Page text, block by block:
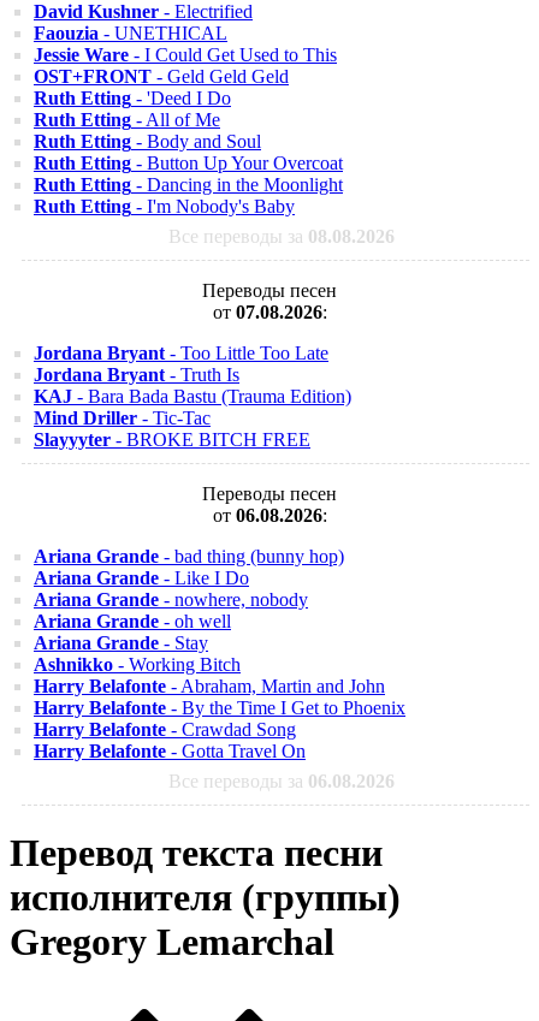
David Kushner - Electrified
Faouzia - UNETHICAL
Jessie Ware - I Could Get Used to This
OST+FRONT - Geld Geld Geld
Ruth Etting - 'Deed I Do
Ruth Etting - All of Me
Ruth Etting - Body and Soul
Ruth Etting - Button Up Your Overcoat
Ruth Etting - Dancing in the Moonlight
Ruth Etting - I'm Nobody's Baby
Все переводы за 08.08.2026
Переводы песен
от 07.08.2026:
Jordana Bryant - Too Little Too Late
Jordana Bryant - Truth Is
KAJ - Bara Bada Bastu (Trauma Edition)
Mind Driller - Tic-Tac
Slayyyter - BROKE BITCH FREE
Переводы песен
от 06.08.2026:
Ariana Grande - bad thing (bunny hop)
Ariana Grande - Like I Do
Ariana Grande - nowhere, nobody
Ariana Grande - oh well
Ariana Grande - Stay
Ashnikko - Working Bitch
Harry Belafonte - Abraham, Martin and John
Harry Belafonte - By the Time I Get to Phoenix
Harry Belafonte - Crawdad Song
Harry Belafonte - Gotta Travel On
Все переводы за 06.08.2026
Перевод текста песни
исполнителя (группы)
Gregory Lemarchal